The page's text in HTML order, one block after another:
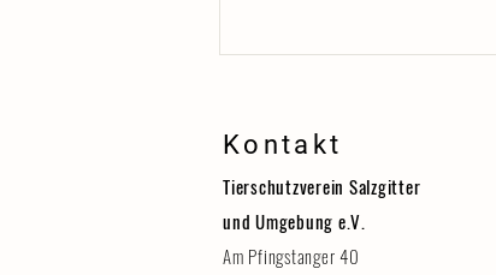
Kontakt
Tierschutzverein Salzgitter
und Umgebung e.V.
Am Pfingstanger 40